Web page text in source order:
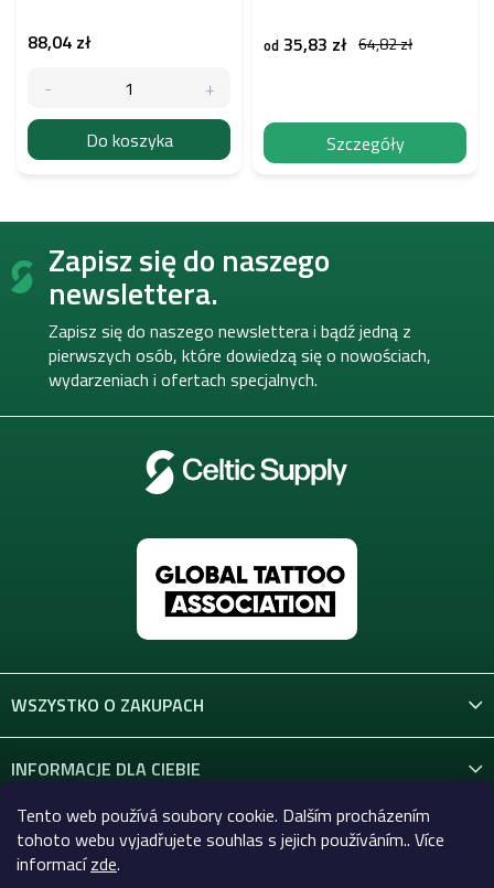
Tento web používá soubory cookie. Dalším procházením
tohoto webu vyjadřujete souhlas s jejich používáním.. Více
informacízde.
88,04 zł
Do koszyka
64,82 zł
od 35,83 zł
Szczegóły
S
Zapisz się do naszego
newslettera.
Zapisz się do naszego newslettera i bądź jedną z
pierwszych osób, które dowiedzą się o nowościach,
wydarzeniach i ofertach specjalnych.
WSZYSTKO O ZAKUPACH
INFORMACJE DLA CIEBIE
KONTAKT